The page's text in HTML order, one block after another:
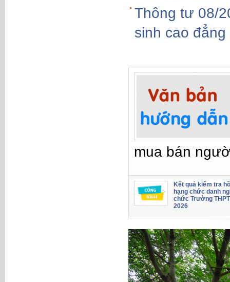
Thông tư 08/
sinh cao
mua bán
Kết quả kiểm tra
hạng chức danh
chức Trường
2026